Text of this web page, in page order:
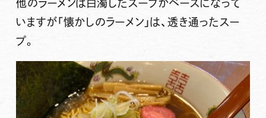
他のラーメンは白濁したスープがベースになって
いますが「懐かしのラーメン」は、透き通ったスー
プ。